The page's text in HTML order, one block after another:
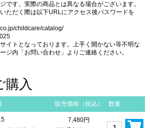
です。実際の商品とは異なる場合がございます。
ただく際は以下URLにアクセス後パスワードを
childcare/catalog/
イトとなっております。上手く開かない等不明な
ジ内「お問い合わせ」よりご連絡ください。
購入
販売価格（税込） 数量
7,480円